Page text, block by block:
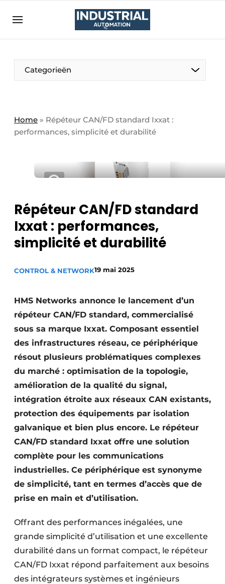
Contact
Direct contact
Emploi
Enregistrer une offre demploi
Evenement aanmelden
Meest gelezen
Newsletter
Podcasts
Privacy / Cookie statement
S’inscrire
Termes et conditions
Categorieën
Home » Répéteur CAN/FD standard Ixxat :
performances, simplicité et durabilité
Répéteur CAN/FD standard
Ixxat : performances,
simplicité et durabilité
CONTROL & NETWORK19 mai 2025
HMS Networks annonce le lancement d’un
répéteur CAN/FD standard, commercialisé
sous sa marque Ixxat. Composant essentiel
des infrastructures réseau, ce périphérique
résout plusieurs problématiques complexes
du marché : optimisation de la topologie,
amélioration de la qualité du signal,
intégration étroite aux réseaux CAN existants,
protection des équipements par isolation
galvanique et bien plus encore. Le répéteur
CAN/FD standard Ixxat offre une solution
complète pour les communications
industrielles. Ce périphérique est synonyme
de simplicité, tant en termes d’accès que de
prise en main et d’utilisation.
Offrant des performances inégalées, une
grande simplicité d’utilisation et une excellente
durabilité dans un format compact, le répéteur
CAN/FD Ixxat répond parfaitement aux besoins
des intégrateurs systèmes et ingénieurs